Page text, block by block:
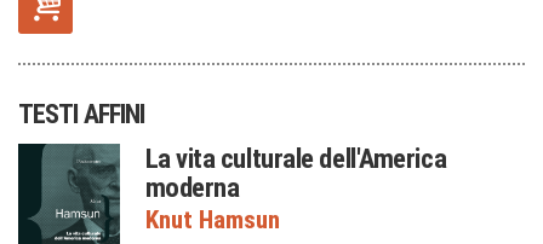
TESTI AFFINI
La vita culturale dell'America
moderna
Knut Hamsun